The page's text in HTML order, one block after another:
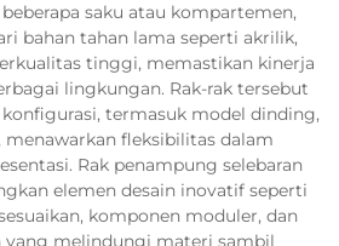
saku atau kompartemen,
bahan tahan lama seperti akrilik,
tinggi, memastikan kinerja
lingkungan. Rak-rak tersebut
termasuk model dinding,
menawarkan fleksibilitas dalam
Rak penampung selebaran
elemen desain inovatif seperti
komponen moduler, dan
yang melindungi materi sambil